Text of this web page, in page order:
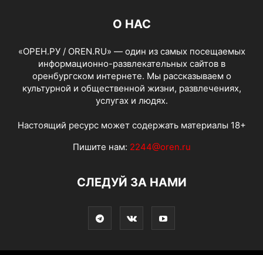
О НАС
«ОРЕН.РУ / OREN.RU» — один из самых посещаемых
информационно-развлекательных сайтов в
оренбургском интернете. Мы рассказываем о
культурной и общественной жизни, развлечениях,
услугах и людях.
Настоящий ресурс может содержать материалы 18+
Пишите нам: 2244@oren.ru
СЛЕДУЙ ЗА НАМИ